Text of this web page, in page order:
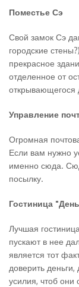
Поместье Сэ
Свой замок Сэ
городские
прекрасное
отделенное от
открывающегося
Управление
Огромная
Если вам нужно
именно сюда.
посылку.
Гостиница
Лучшая
пускают в нее
является тот
доверить
усилия, чтоб они